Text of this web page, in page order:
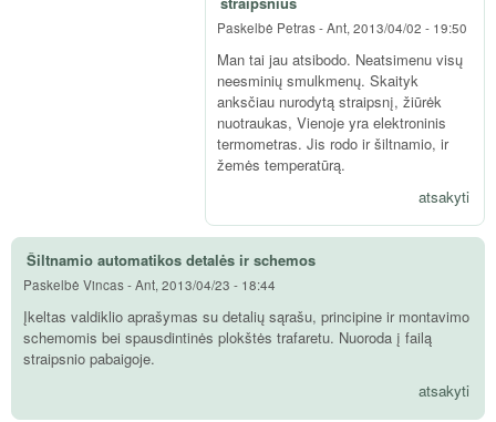
Paskelbė Petras-Ant, 2013/04/02 - 19:50
Man tai jau atsibodo. Neatsimenu visų
neesminių smulkmenų. Skaityk
anksčiau nurodytą straipsnį, žiūrėk
nuotraukas, Vienoje yra elektroninis
termometras. Jis rodo ir šiltnamio, ir
žemės temperatūrą.
atsakyti
Šiltnamio automatikos detalės ir schemos
Paskelbė Vincas-Ant, 2013/04/23 - 18:44
Įkeltas valdiklio aprašymas su detalių sąrašu, principine ir montavimo
schemomis bei spausdintinės plokštės trafaretu. Nuoroda į failą
straipsnio pabaigoje.
atsakyti